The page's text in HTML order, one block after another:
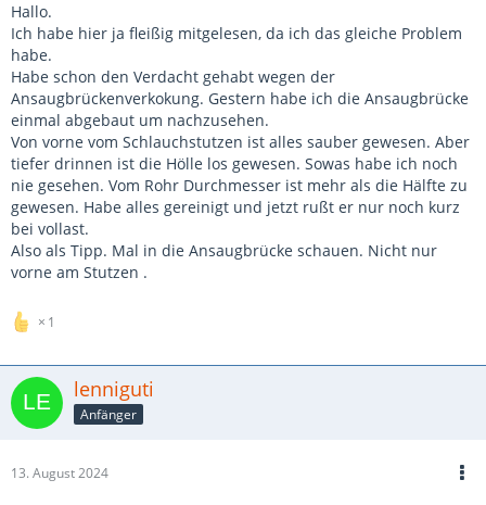
Hallo.
Ich habe hier ja fleißig mitgelesen, da ich das gleiche Problem
habe.
Habe schon den Verdacht gehabt wegen der
Ansaugbrückenverkokung. Gestern habe ich die Ansaugbrücke
einmal abgebaut um nachzusehen.
Von vorne vom Schlauchstutzen ist alles sauber gewesen. Aber
tiefer drinnen ist die Hölle los gewesen. Sowas habe ich noch
nie gesehen. Vom Rohr Durchmesser ist mehr als die Hälfte zu
gewesen. Habe alles gereinigt und jetzt rußt er nur noch kurz
bei vollast.
Also als Tipp. Mal in die Ansaugbrücke schauen. Nicht nur
vorne am Stutzen .
1
lenniguti
Anfänger
13. August 2024